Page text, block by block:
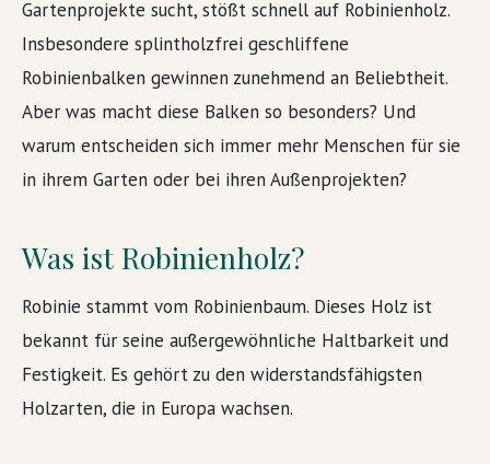
Gartenprojekte sucht, stößt schnell auf Robinienholz.
Insbesondere splintholzfrei geschliffene
Robinienbalken gewinnen zunehmend an Beliebtheit.
Aber was macht diese Balken so besonders? Und
warum entscheiden sich immer mehr Menschen für sie
in ihrem Garten oder bei ihren Außenprojekten?
Was ist Robinienholz?
Robinie stammt vom Robinienbaum. Dieses Holz ist
bekannt für seine außergewöhnliche Haltbarkeit und
Festigkeit. Es gehört zu den widerstandsfähigsten
Holzarten, die in Europa wachsen.